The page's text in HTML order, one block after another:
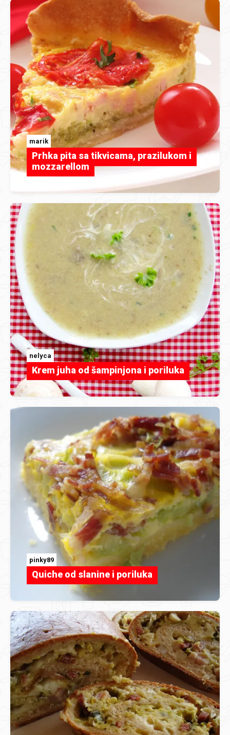
marik
Prhka pita sa tikvicama, prazilukom i
mozzarellom
nelyca
Krem juha od šampinjona i poriluka
pinky89
Quiche od slanine i poriluka